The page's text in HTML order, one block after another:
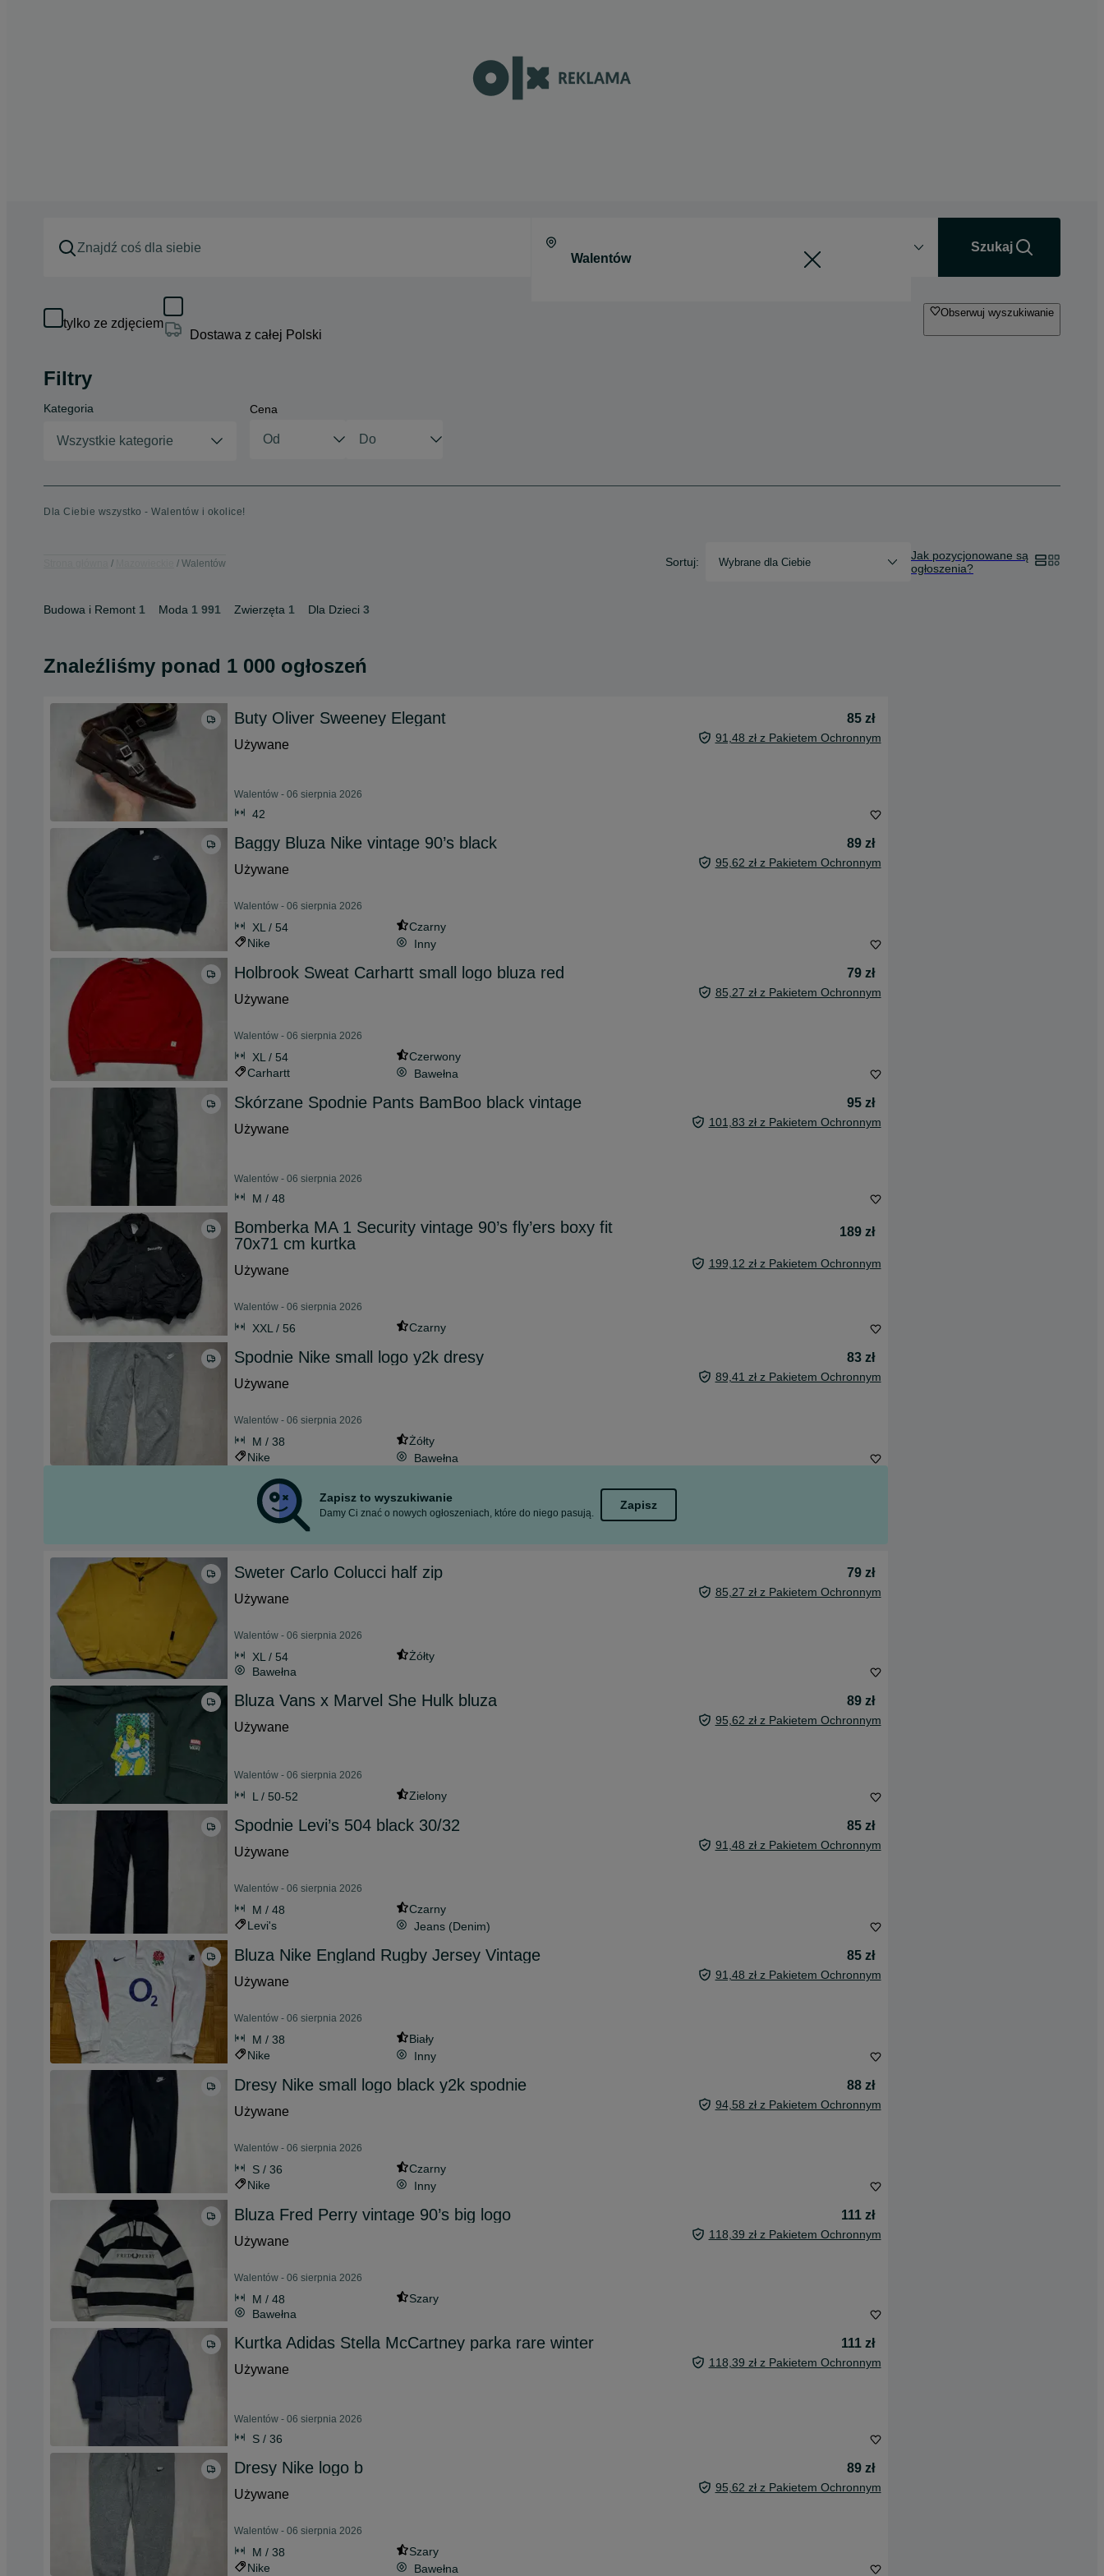
Szukaj
tylko ze zdjęciem
Dostawa z całej Polski
Obserwuj wyszukiwanie
Filtry
Kategoria
Wszystkie kategorie
Cena
Dla Ciebie wszystko - Walentów i okolice!
Walentów Sortuj: Wybrane dla Ciebie
Jak pozycjonowane są
ogłoszenia?
Budowa i Remont 1 Moda 1 991 Zwierzęta 1 Dla Dzieci 3
Znaleźliśmy ponad 1 000 ogłoszeń
Buty Oliver Sweeney Elegant
85 zł
Używane
91,48 zł z Pakietem Ochronnym
Walentów - 06 sierpnia 2026
42
Baggy Bluza Nike vintage 90’s black
89 zł
Używane
95,62 zł z Pakietem Ochronnym
Walentów - 06 sierpnia 2026
XL / 54
Czarny
Nike
Inny
Holbrook Sweat Carhartt small logo bluza red
79 zł
Używane
85,27 zł z Pakietem Ochronnym
Walentów - 06 sierpnia 2026
XL / 54
Czerwony
Carhartt
Bawełna
Skórzane Spodnie Pants BamBoo black vintage
95 zł
Używane
101,83 zł z Pakietem Ochronnym
Walentów - 06 sierpnia 2026
M / 48
Bomberka MA 1 Security vintage 90’s fly’ers boxy fit
70x71 cm kurtka
189 zł
Używane 199,12 zł z Pakietem Ochronnym
Walentów - 06 sierpnia 2026
XXL / 56 Czarny
Spodnie Nike small logo y2k dresy
83 zł
Używane
89,41 zł z Pakietem Ochronnym
Walentów - 06 sierpnia 2026
M / 38
Żółty
Nike
Bawełna
Zapisz to wyszukiwanie
Damy Ci znać o nowych ogłoszeniach, które do niego pasują.
Zapisz
Sweter Carlo Colucci half zip
79 zł
Używane
85,27 zł z Pakietem Ochronnym
Walentów - 06 sierpnia 2026
XL / 54
Żółty
Bawełna
Bluza Vans x Marvel She Hulk bluza
89 zł
Używane
95,62 zł z Pakietem Ochronnym
Walentów - 06 sierpnia 2026
L / 50-52 Zielony
Spodnie Levi’s 504 black 30/32
85 zł
Używane
91,48 zł z Pakietem Ochronnym
Walentów - 06 sierpnia 2026
M / 48
Czarny
Levi's
Jeans (Denim)
Bluza Nike England Rugby Jersey Vintage
85 zł
Używane
91,48 zł z Pakietem Ochronnym
Walentów - 06 sierpnia 2026
M / 38
Biały
Nike
Inny
Dresy Nike small logo black y2k spodnie
88 zł
Używane
94,58 zł z Pakietem Ochronnym
Walentów - 06 sierpnia 2026
S / 36
Czarny
Nike
Inny
Bluza Fred Perry vintage 90’s big logo
111 zł
Używane
118,39 zł z Pakietem Ochronnym
Walentów - 06 sierpnia 2026
M / 48
Szary
Bawełna
Kurtka Adidas Stella McCartney parka rare winter
111 zł
Używane
118,39 zł z Pakietem Ochronnym
Walentów - 06 sierpnia 2026
S / 36
Dresy Nike logo b
89 zł
Używane
95,62 zł z Pakietem Ochronnym
Walentów - 06 sierpnia 2026
M / 38
Szary
Nike
Bawełna